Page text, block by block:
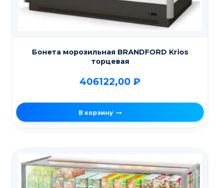
Бонета морозильная BRANDFORD Krios
торцевая
406122,00 ₽
В корзину